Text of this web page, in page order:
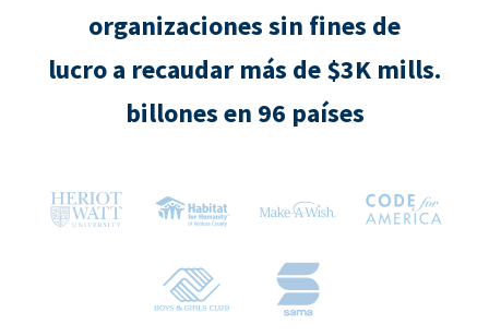
organizaciones sin fines de
lucro a recaudar más de $3K mills.
billones en 96 países